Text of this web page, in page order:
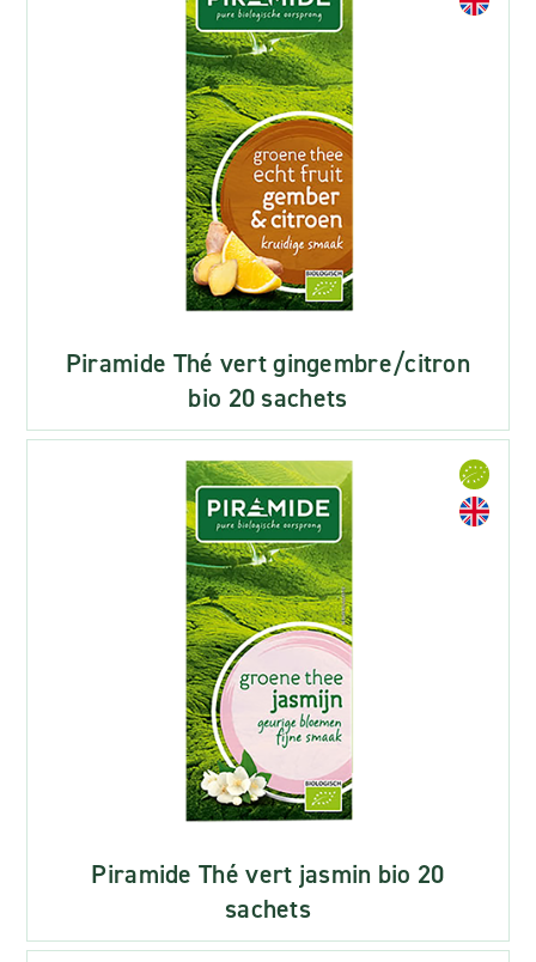
Piramide Thé vert gingembre/citron
bio 20 sachets
Piramide Thé vert jasmin bio 20
sachets